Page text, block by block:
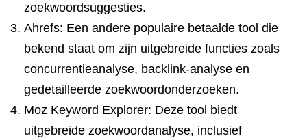
zoekwoordsuggesties.
Ahrefs: Een andere populaire betaalde tool die
bekend staat om zijn uitgebreide functies zoals
concurrentieanalyse, backlink-analyse en
gedetailleerde zoekwoordonderzoeken.
Moz Keyword Explorer: Deze tool biedt
uitgebreide zoekwoordanalyse, inclusief